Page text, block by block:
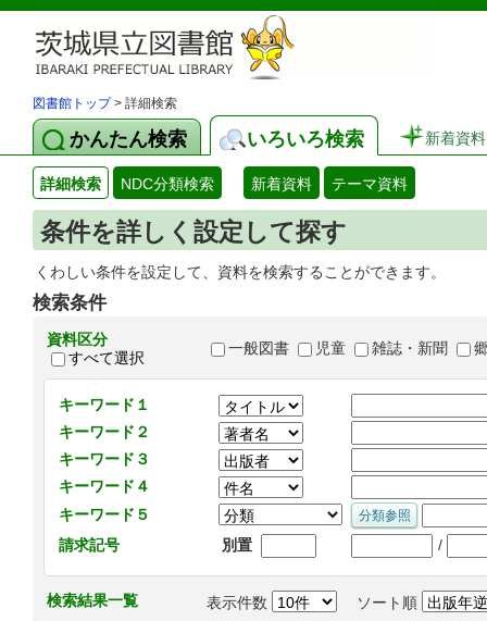
図書館トップ> 詳細検索
かんたん検索 いろいろ検索 新着資料
詳細検索 NDC分類検索 新着資料 テーマ資料
条件を詳しく設定して探す
くわしい条件を設定して、資料を検索することができます。
検索条件
資料区分
すべて選択
一般図書 児童 雑誌・新聞
キーワード１
キーワード２
キーワード３
キーワード４
キーワード５
請求記号
別置 /
検索結果一覧 表示件数 ソート順